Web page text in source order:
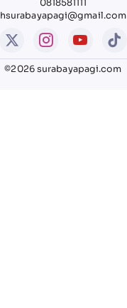
0818581111
hsurabayapagi@gmail.com
©2026 surabayapagi.com